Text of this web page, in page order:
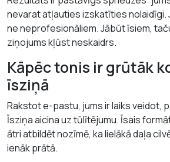
nevarat atļauties izskatīties nolaidīgi.
ne neprofesionāliem. Jābūt īsiem,
ziņojums kļūst neskaidrs.
Kāpēc tonis ir grūtāk
īsziņā
Rakstot e-pastu, jums ir laiks veidot,
Īsziņa aicina uz tūlītējumu. Īsais
ātri atbildēt nozīmē, ka lielākā daļa
ienāk prātā.